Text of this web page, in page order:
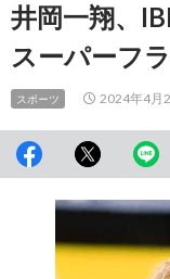
動井岡一翔、
スーパーフ
スポーツ 2024年4月